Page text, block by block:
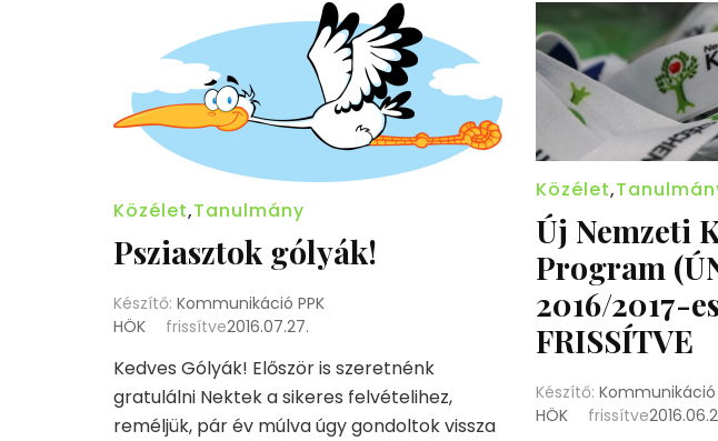
Közélet,Tanulmány
Psziasztok gólyák!
Készítő: Kommunikáció PPK
HÖK
frissítve2016.07.27.
Kedves Gólyák! Először is szeretnénk
gratulálni Nektek a sikeres felvételihez,
reméljük, pár év múlva úgy gondoltok vissza
Közélet,
Új Nemzeti
Program
2016/2017-
FRISSÍTVE
Készítő: Kommunikáció
HÖK
frissítve